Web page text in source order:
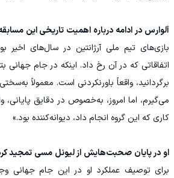
آلوارس در ادامه درباره اهمیت تاریخی این
بازی‌های تیم ملی آرژانتین در سال‌های اخیر
اتفاقاتی که در آن رخ داد. اینکه در جام جهانی
برگردانید، واقعاً باورنکردنی است. معمولاً
می‌گیرم، اما امروز، به‌خصوص در دقایق
کاری که این گروه انجام داد، دیوانه‌کننده بود.»
او در پایان صحبت‌هایش از لیونل مسی تمجید
برای توصیف عملکرد او در این جام جهانی